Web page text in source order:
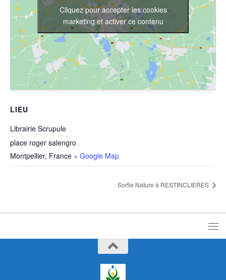
LIEU
Librairie Scrupule
place roger salengro
Montpellier, France + Google Map
Cliquez pour accepter les cookies
marketing et activer ce contenu
Sortie Nature à RESTINCLIERES